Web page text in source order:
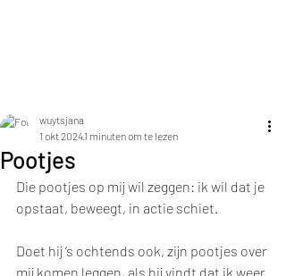
Pootjes
wuytsjana
1 okt 20241 minuten om te lezen
Die pootjes op mij wil zeggen: ik wil dat je
opstaat, beweegt, in actie schiet.
Doet hij ‘s ochtends ook, zijn pootjes over
mij komen leggen, als hij vindt dat ik weer